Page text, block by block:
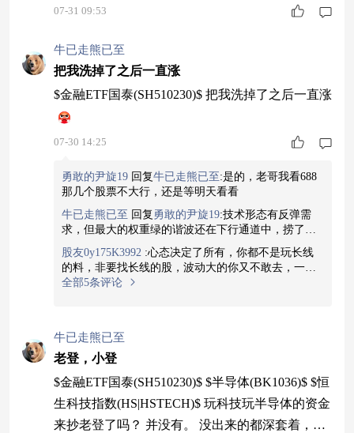
07-31 09:53
牛已走熊已至
把我洗掉了之后一直涨
$金融ETF国泰(SH510230)$ 把我洗掉了之后一直涨
07-30 14:25
勇敢的尹旋19 回复牛已走熊已至 :是的，老哥我看688
那几个股票不大行，还是等明天看看
牛已走熊已至
回复 勇敢的尹旋19:技术形态有反弹需
求，但最大的权重绿的谐波还在下行通道中，捞了之
后如果没有利好，可能还会继续磨底。
股友0y175K3992 :心态决定了所有，你都不是玩长线
的料，非要找长线的股，波动大的你又不敢去，一点
波动就能把你吓跑，就这样吧，每天啄一点，啥时候
全部5条评论
牛已走熊已至
老登，小登
$金融ETF国泰(SH510230)$ $半导体(BK1036)$ $恒
生科技指数(HS|HSTECH)$ 玩科技玩半导体的资金
来抄老登了吗？ 并没有。 没出来的都深套着，出